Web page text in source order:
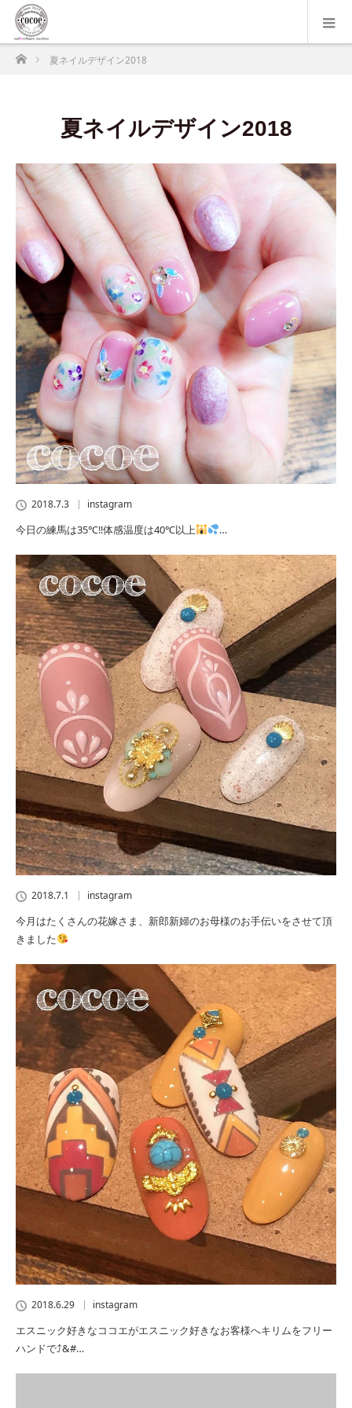
ホーム夏ネイルデザイン2018
夏ネイルデザイン2018
2018.7.3 instagram
今日の練馬は35℃‼体感温度は40℃以上 …
2018.7.1 instagram
今月はたくさんの花嫁さま、新郎新婦のお母様のお手伝いをさせて頂
きました
2018.6.29 instagram
エスニック好きなココエがエスニック好きなお客様へキリムをフリー
ハンドで⤴&#…